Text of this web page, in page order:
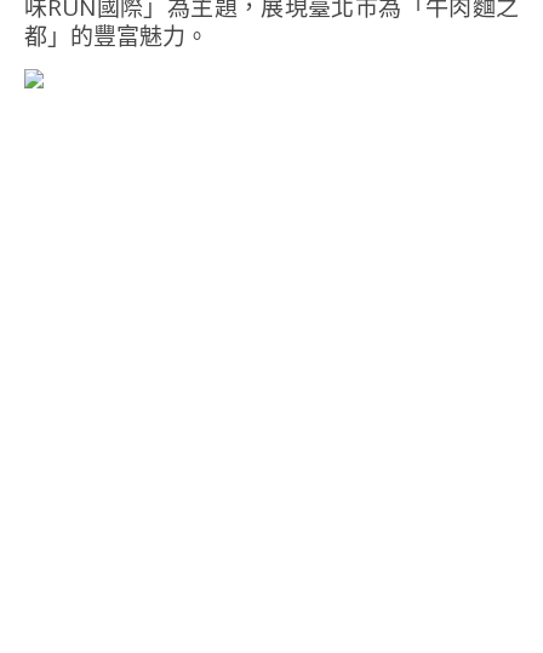
味RUN國際」為主題，展現臺北市為「牛肉麵之
都」的豐富魅力。